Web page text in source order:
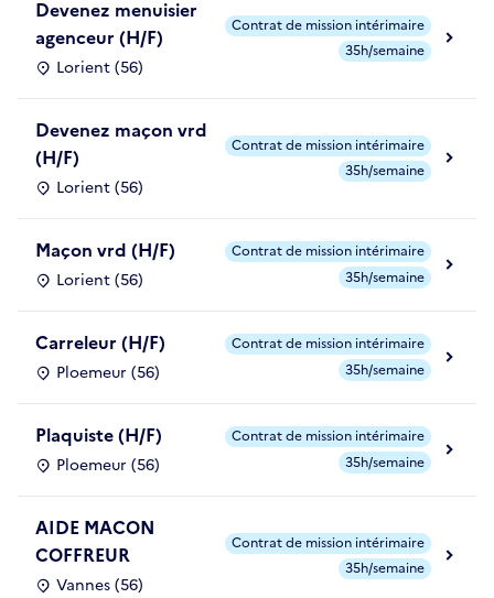
Devenez menuisier
agenceur (H/F)
Lorient (56)
Contrat de mission intérimaire
35h/semaine
Devenez maçon vrd
(H/F)
Lorient (56)
Contrat de mission intérimaire
35h/semaine
Maçon vrd (H/F)
Lorient (56)
Contrat de mission intérimaire
35h/semaine
Carreleur (H/F)
Ploemeur (56)
Contrat de mission intérimaire
35h/semaine
Plaquiste (H/F)
Ploemeur (56)
Contrat de mission intérimaire
35h/semaine
AIDE MACON
COFFREUR
Vannes (56)
Contrat de mission intérimaire
35h/semaine